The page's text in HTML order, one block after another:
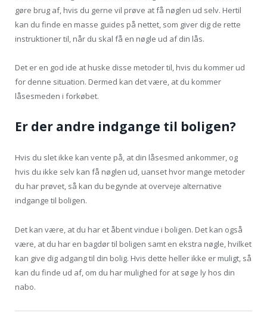
gøre brug af, hvis du gerne vil prøve at få nøglen ud selv. Hertil
kan du finde en masse guides på nettet, som giver dig de rette
instruktioner til, når du skal få en nøgle ud af din lås.
Det er en god ide at huske disse metoder til, hvis du kommer ud
for denne situation. Dermed kan det være, at du kommer
låsesmeden i forkøbet.
Er der andre indgange til boligen?
Hvis du slet ikke kan vente på, at din låsesmed ankommer, og
hvis du ikke selv kan få nøglen ud, uanset hvor mange metoder
du har prøvet, så kan du begynde at overveje alternative
indgange til boligen.
Det kan være, at du har et åbent vindue i boligen. Det kan også
være, at du har en bagdør til boligen samt en ekstra nøgle, hvilket
kan give dig adgang til din bolig. Hvis dette heller ikke er muligt, så
kan du finde ud af, om du har mulighed for at søge ly hos din
nabo.